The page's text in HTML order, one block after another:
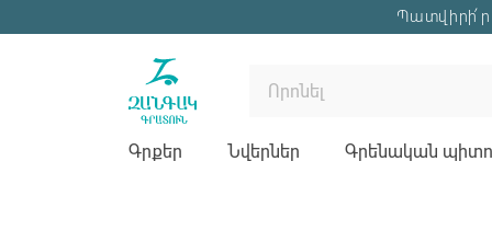
Գրքեր Նվերներ Գրենական